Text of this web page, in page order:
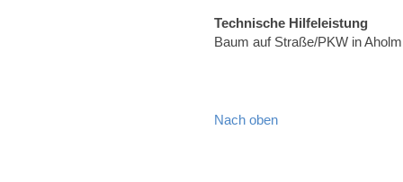
Technische Hilfeleistung
Baum auf Straße/PKW in
Nach oben